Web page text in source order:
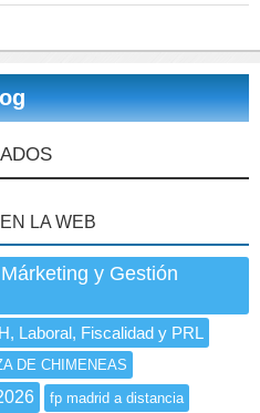
LA WEB
y Gestión
Laboral, Fiscalidad y PRL
DE CHIMENEAS
fp madrid a distancia